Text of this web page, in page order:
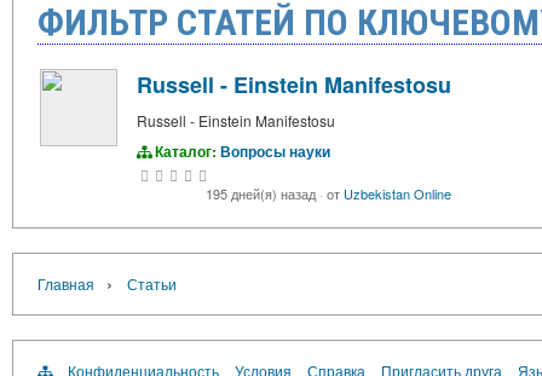
ФИЛЬТР СТАТЕЙ ПО
Russell - Einstein Manifestosu
Russell - Einstein Manifestosu
Каталог: Вопросы науки
195 дней(я) назад· от Uzbekistan Online
Главная › Статьи
Конфиденциальность Условия Справка Пригласить друга